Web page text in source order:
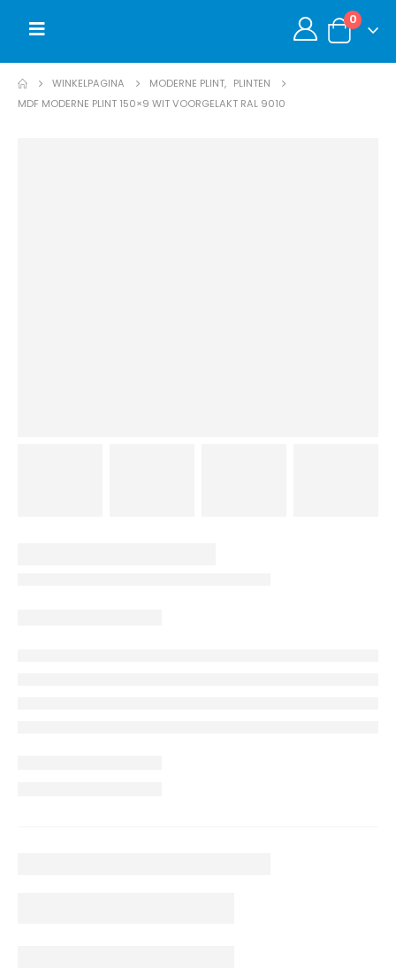
0
WINKELPAGINA MODERNE PLINT, PLINTEN
MDF MODERNE PLINT 150×9 WIT VOORGELAKT RAL 9010